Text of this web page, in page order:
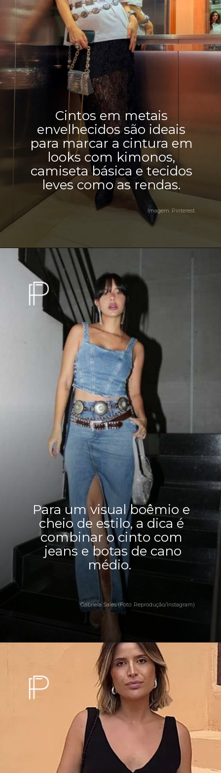
Cintos em metais
envelhecidos são ideais
para marcar a cintura em
looks com kimonos,
camiseta básica e tecidos
leves como as rendas.
Imagem: Pinterest
Para um visual boêmio e
cheio de estilo, a dica é
combinar o cinto com
jeans e botas de cano
médio.
Gabriela Sales (Foto: Reprodução/Instagram)